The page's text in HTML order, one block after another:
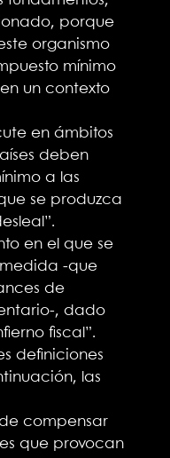
porque
organismo
mínimo
un contexto
en ámbitos
deben
a las
se produzca
en el que se
-que
de
, dado
fiscal”.
definiciones
las
compensar
que provocan